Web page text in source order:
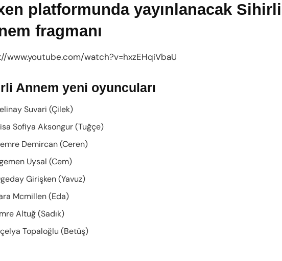
platformunda yayınlanacak Sihirli
fragmanı
www.youtube.com/watch?v=hxzEHqiVbaU
Annem yeni oyuncuları
Suvari (Çilek)
Sofiya Aksongur (Tuğçe)
Demircan (Ceren)
Uysal (Cem)
Girişken (Yavuz)
Mcmillen (Eda)
Altuğ (Sadık)
Topaloğlu (Betüş)